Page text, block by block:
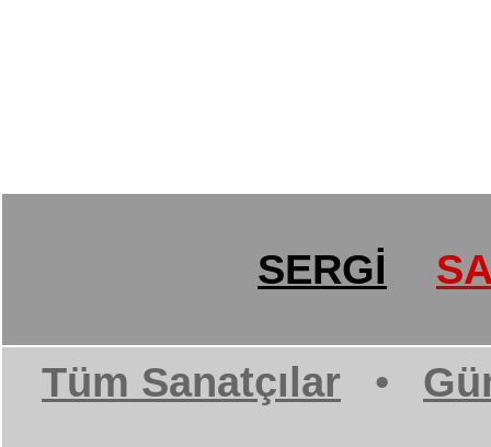
SERGİ
Tüm Sanatçılar •